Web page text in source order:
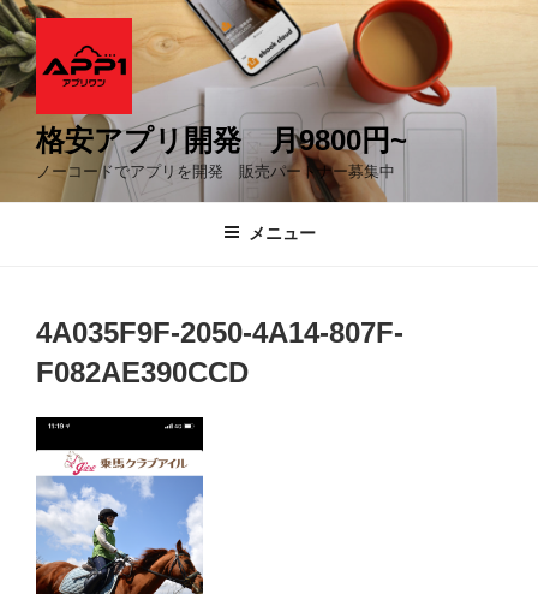
コ
ン
テ
ン
格安アプリ開発 月9800円~
ノーコードでアプリを開発 販売パートナー募集中
メニュー
4A035F9F-2050-4A14-807F-
F082AE390CCD